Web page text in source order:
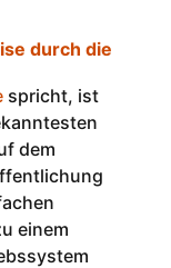
durch die
spricht, ist
dem
einem